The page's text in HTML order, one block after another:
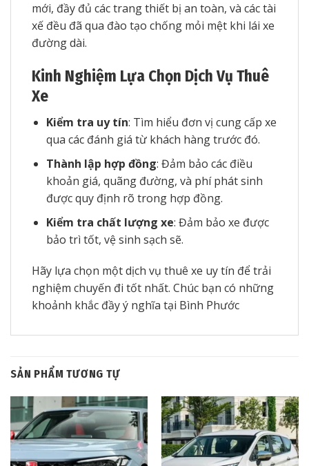
mới, đầy đủ các trang thiết bị an toàn, và các tài
xế đều đã qua đào tạo chống mỏi mệt khi lái xe
đường dài.
Kinh Nghiệm Lựa Chọn Dịch Vụ Thuê
Xe
Kiểm tra uy tín: Tìm hiểu đơn vị cung cấp xe
qua các đánh giá từ khách hàng trước đó.
Thành lập hợp đồng: Đảm bảo các điều
khoản giá, quãng đường, và phí phát sinh
được quy định rõ trong hợp đồng.
Kiểm tra chất lượng xe: Đảm bảo xe được
bảo trì tốt, vệ sinh sạch sẽ.
Hãy lựa chọn một dịch vụ thuê xe uy tín để trải
nghiệm chuyến đi tốt nhất. Chúc bạn có những
khoảnh khắc đầy ý nghĩa tại Bình Phước
SẢN PHẨM TƯƠNG TỰ